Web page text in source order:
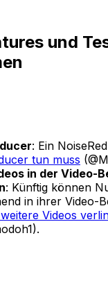
und
: Ein
tun muss
in der Video-
: Künftig können
in ihrer Video-
Videos